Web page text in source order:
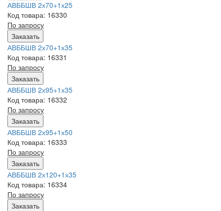
АВББШВ 2х70+1х25
Код товара: 16330
По запросу
Заказать
АВББШВ 2х70+1х35
Код товара: 16331
По запросу
Заказать
АВББШВ 2х95+1х35
Код товара: 16332
По запросу
Заказать
АВББШВ 2х95+1х50
Код товара: 16333
По запросу
Заказать
АВББШВ 2х120+1х35
Код товара: 16334
По запросу
Заказать